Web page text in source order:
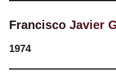
Francisco Javier
1974